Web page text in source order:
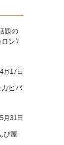
題の
ン》
月17日
ピバ
月31日
ぴ屋